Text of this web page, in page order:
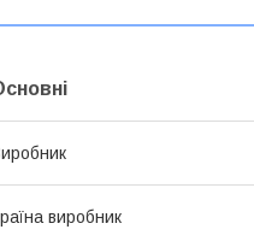
виробник